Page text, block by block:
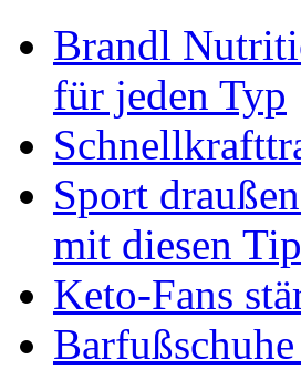
Brandl
für jeden Typ
Sport
mit diesen
Keto-Fans